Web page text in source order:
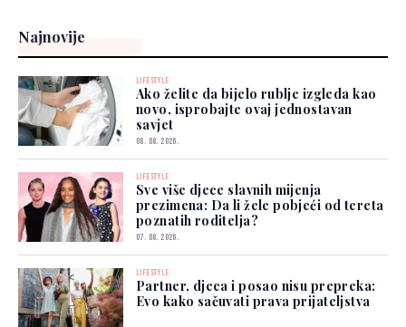
Najnovije
LIFESTYLE
Ako želite da bijelo rublje izgleda kao
novo, isprobajte ovaj jednostavan
savjet
08. 08. 2026.
LIFESTYLE
Sve više djece slavnih mijenja
prezimena: Da li žele pobjeći od tereta
poznatih roditelja?
07. 08. 2026.
LIFESTYLE
Partner, djeca i posao nisu prepreka:
Evo kako sačuvati prava prijateljstva